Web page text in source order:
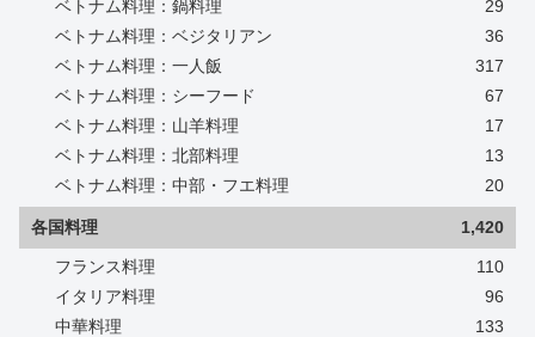
ベトナム料理：鍋料理
29
ベトナム料理：ベジタリアン
36
ベトナム料理：一人飯
317
ベトナム料理：シーフード
67
ベトナム料理：山羊料理
17
ベトナム料理：北部料理
13
ベトナム料理：中部・フエ料理
20
各国料理 1,420
フランス料理
110
イタリア料理
96
中華料理
133